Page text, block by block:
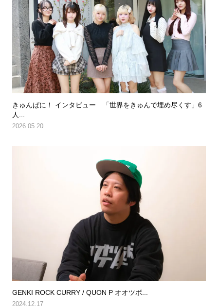
きゅんぱに！ インタビュー 「世界をきゅんで埋め尽くす」6
人...
2026.05.20
GENKI ROCK CURRY / QUON P オオツボ...
2024.12.17